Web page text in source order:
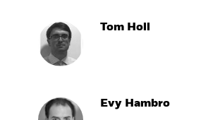
Tom Holl
Evy Hambro